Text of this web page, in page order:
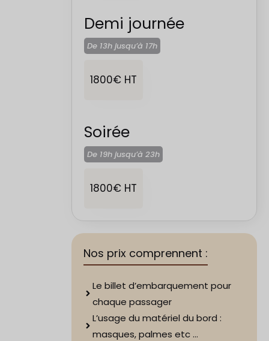
Demi journée
De 13h jusqu’à 17h
1800€ HT
Soirée
De 19h jusqu’à 23h
1800€ HT
Nos prix comprennent :
Le billet d’embarquement pour
chaque passager
L’usage du matériel du bord :
masques, palmes etc …